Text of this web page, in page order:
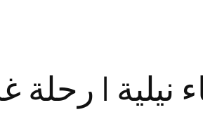
| رحلة